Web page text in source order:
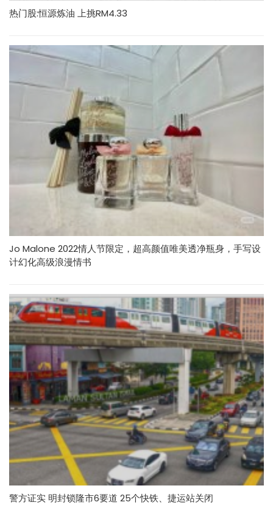
热门股:恒源炼油 上挑RM4.33
Jo Malone 2022情人节限定，超高颜值唯美透净瓶身，手写设
计幻化高级浪漫情书
警方证实 明封锁隆市6要道 25个快铁、捷运站关闭